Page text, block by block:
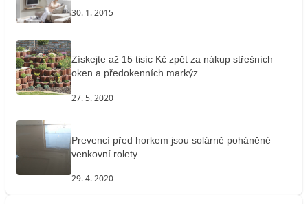
30. 1. 2015
Získejte až 15 tisíc Kč zpět za nákup střešních
oken a předokenních markýz
27. 5. 2020
Prevencí před horkem jsou solárně poháněné
venkovní rolety
29. 4. 2020